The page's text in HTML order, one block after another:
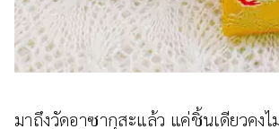
มาถึงวัดอาซากุสะแล้ว แค่ชิ้นเดียวคง